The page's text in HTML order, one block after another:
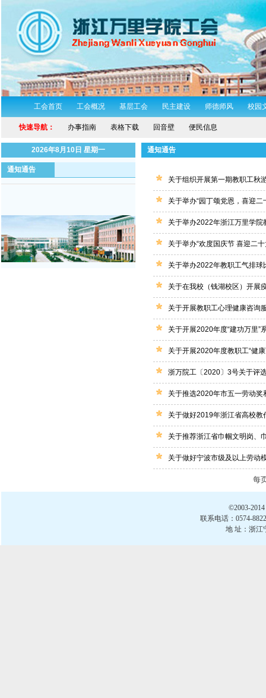
工会首页 工会概况 基层工会 民主建设 师德师风 校园
快速导航： 办事指南 表格下载 回音壁 便民信息
2026年8月10日 星期一
通知通告
通知通告
关于组织开展第一期教职工秋
关于举办“园丁颂党恩，喜迎
关于举办2022年浙江万里学
关于举办“欢度国庆节 喜迎二
关于举办2022年教职工气排球
关于在我校（钱湖校区）开展
关于开展教职工心理健康咨询
关于开展2020年度“建功万里”
关于开展2020年度教职工“健
浙万院工〔2020〕3号关于评
关于推选2020年市五一劳动奖
关于做好2019年浙江省高校
关于推荐浙江省巾帼文明岗、
关于做好宁波市级及以上劳动
每
©2003-
联系电话：0574-
地 址：浙江